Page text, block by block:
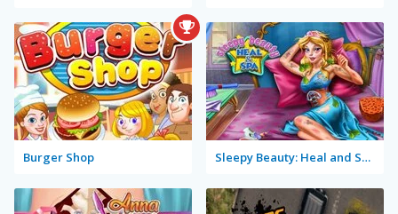
Burger Shop Sleepy Beauty: Heal and Spa